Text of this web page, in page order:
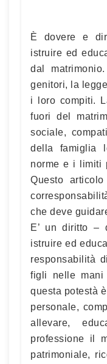
È dovere e
istruire ed
dal
genitori, la
i loro compiti.
fuori del
sociale,
della famiglia
norme e i limiti
Questo
che deve
E’ un diritto –
istruire ed
responsabilità
figli nelle mani
questa potestà
personale,
allevare,
professione il
patrimoniale,